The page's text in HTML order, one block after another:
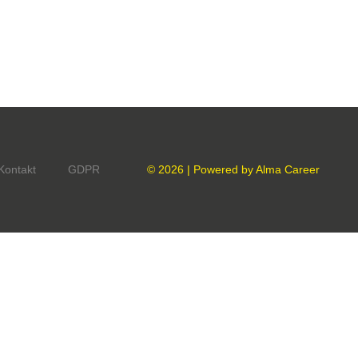
GDPR © 2026 | Powered byAlma Career